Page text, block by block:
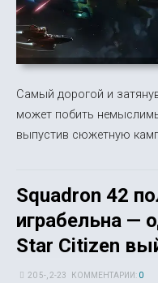
Самый дорогой и
может побить
выпустив сюжетную
Squadron 42
играбельна —
Star Citizen
20 5-, 2-23 КОММЕНТАРИИ: 0